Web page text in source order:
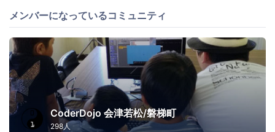
メンバーになっているコミュニティ
CoderDojo 会津若松/磐梯町
298人